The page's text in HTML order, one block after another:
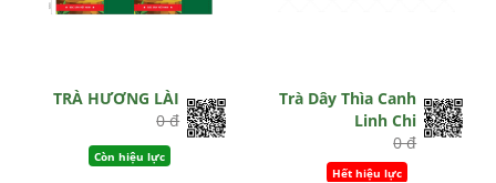
TRÀ HƯƠNG LÀI
0 đ
Còn hiệu lực
Trà Dây Thìa Canh
Linh Chi
0 đ
Hết hiệu lực